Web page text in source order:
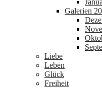
Galerien
Liebe
Leben
Glück
Freiheit